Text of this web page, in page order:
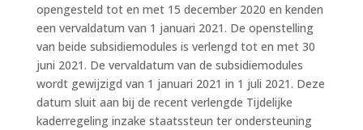
opengesteld tot en met 15 december 2020 en kenden
een vervaldatum van 1 januari 2021. De openstelling
van beide subsidiemodules is verlengd tot en met 30
juni 2021. De vervaldatum van de subsidiemodules
wordt gewijzigd van 1 januari 2021 in 1 juli 2021. Deze
datum sluit aan bij de recent verlengde Tijdelijke
kaderregeling inzake staatssteun ter ondersteuning